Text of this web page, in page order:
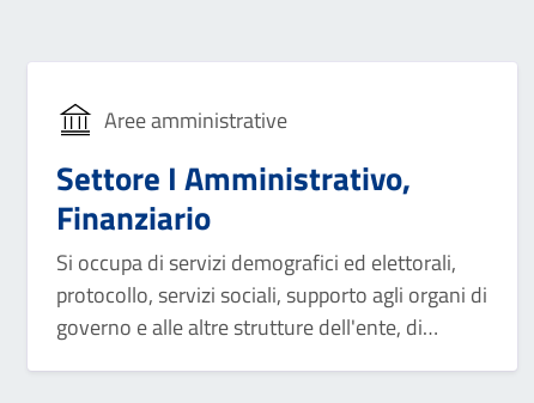
Aree amministrative
Settore I Amministrativo,
Finanziario
Si occupa di servizi demografici ed elettorali,
protocollo, servizi sociali, supporto agli organi di
governo e alle altre strutture dell'ente, di